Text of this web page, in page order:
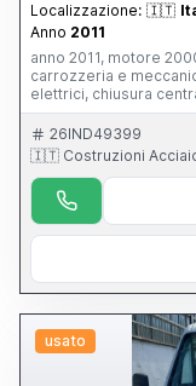
Localizzazione: 🇮🇹
Anno 2011
anno 2011, motore
carrozzeria e meccanica,
elettrici, chiusura
balestre rinforzate,
26IND49399
🇮🇹 Costruzioni
usato